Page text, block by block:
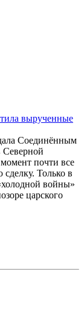
вырученные
Соединённым
Северной
почти все
Только в
войны»
царского